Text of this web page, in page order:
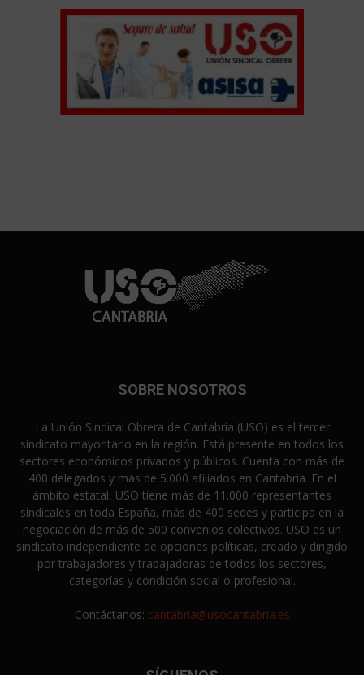
SOBRE NOSOTROS
La Unión Sindical Obrera de Cantabria (USO) es el tercer
sindicato mayoritario en la región. Está presente en todos los
sectores económicos privados y públicos. Cuenta con más de
400 delegados y más de 5.000 afiliados en Cantabria. En el
ámbito estatal, USO tiene más de 11.000 representantes
sindicales en toda España, más de 400 sedes y participa en la
negociación de más de 500 convenios colectivos. USO es un
sindicato independiente de opciones políticas, creado y dirigido
por trabajadores y trabajadoras de todos los sectores,
categorías y condición social o profesional.
Contáctanos: cantabria@usocantabria.es